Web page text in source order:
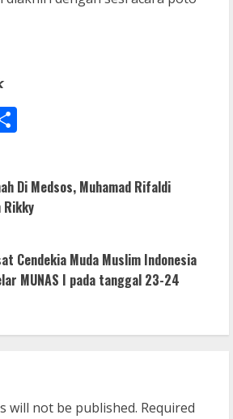
Di Medsos, Muhamad Rifaldi
Rikky
Cendekia Muda Muslim Indonesia
MUNAS I pada tanggal 23-24
will not be published. Required